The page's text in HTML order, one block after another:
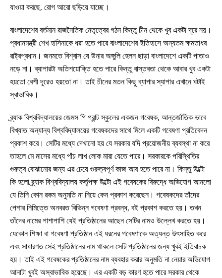
যাওয়া করছে, রোগ আরো ছড়িয়ে যাচ্ছে।
বাংলাদেশের বর্তমান রাজনৈতিক নেতৃত্বের গঠন কিন্তু চীন থেকে খুব একটা দূরে নয়।
প্রধানমন্ত্রী শেখ হাসিনাকে ধরা হতে পারে বাংলাদেশের ইতিহাসে অন্যতম ক্ষমতাধর
রাষ্ট্রপ্রধান। জনমতে বিশ্বাস যে উনার অঙ্গুলি হেলন ছাড়া বাংলাদেশে একটি পাতাও
নড়ে না। ব্যাপারটা অতিশয়োক্তি হতে পারে কিন্তু বাস্তবতা থেকে আবার খুব একটা
হয়তো বেশী দূরেও হয়তো না। তাই চীনের মতন কিছু ব্যাপার স্যাপার এখানে ঘটাই
স্বাভাবিক।
ব্র্যাক বিশ্ববিদ্যালয়ের জেমস পি গ্রান্ট স্কুলের একজন গবেষক, আন্তর্জাতিক ভাবে
বিখ্যাত অন্যান্য বিশ্ববিদ্যালয়ের গবেষকদের সাথে মিলে একটি গবেষণা প্রতিবেদন
প্রকাশ করে। সেটির মধ্যে দেখানো হয় যে সরকার যদি প্রয়োজনীয় ব্যবস্থা না করে
তাহলে মে মাসের মধ্যে পাঁচ লাখ লোক মারা যেতে পারে। সরকারকে পরিস্থিতির
গুরুত্ব বোঝানোর জন্য এর চেয়ে গুরুত্বপূর্ণ কাজ আর হতে পারে না। কিন্তু উল্টো
কি হলো ব্র্যাক বিশ্ববিদ্যালয় কর্তৃপক্ষ উল্টো এই গবেষকের বিরুদ্ধে অভিযোগ আনলো
যে তিনি কোন রকম অনুমতি না নিয়ে কেন প্রকাশ করেছেন। গবেষকদের তাঁদের
পেশার নিমিত্তে অনবরত বিভিন্ন গবেষণা প্রবন্ধ, বই প্রকাশ করতে হয়। তখন
তাঁদের নামের পাশাপাশি যেই প্রতিষ্ঠানের আছেন সেটির নামও উল্লেখ করতে হয়।
যেকোন শিক্ষা বা গবেষণা প্রতিষ্ঠান এই ধরনের গবেষণাকে অত্যন্ত উৎসাহিত করে
এবং সাধারণত সেই প্রতিষ্ঠানের নাম থাকলে সেটি প্রতিষ্ঠানের জন্য খুবই ইতিবাচক
হয়। তাই এই গবেষকের প্রতিষ্ঠানের নাম ব্যবহার করার অনুমতি না নেয়ার অভিযোগ
আনাটা খুবই অস্বাভাবিক হয়েছে। এর একটি বড় কারণ হতে পারে সরকার থেকে